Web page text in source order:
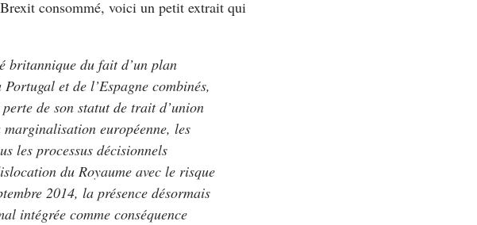
consommé, voici un petit extrait qui
britannique du fait d’un plan
et de l’Espagne combinés,
de son statut de trait d’union
européenne, les
les processus décisionnels
du Royaume avec le risque
2014, la présence désormais
intégrée comme conséquence